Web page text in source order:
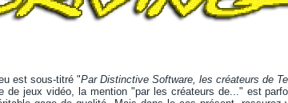
est sous-titré "Par Distinctive Software, les créateurs de
de jeux vidéo, la mention "par les créateurs de..." est